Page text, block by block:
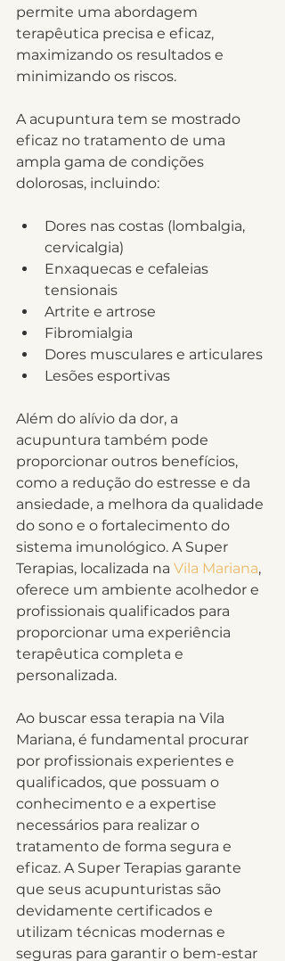
permite uma abordagem
terapêutica precisa e eficaz,
maximizando os resultados e
minimizando os riscos.
A acupuntura tem se mostrado
eficaz no tratamento de uma
ampla gama de condições
dolorosas, incluindo:
Dores nas costas (lombalgia,
cervicalgia)
Enxaquecas e cefaleias
tensionais
Artrite e artrose
Fibromialgia
Dores musculares e articulares
Lesões esportivas
Além do alívio da dor, a
acupuntura também pode
proporcionar outros benefícios,
como a redução do estresse e da
ansiedade, a melhora da qualidade
do sono e o fortalecimento do
sistema imunológico. A Super
Terapias, localizada na Vila Mariana,
oferece um ambiente acolhedor e
profissionais qualificados para
proporcionar uma experiência
terapêutica completa e
personalizada.
Ao buscar essa terapia na Vila
Mariana, é fundamental procurar
por profissionais experientes e
qualificados, que possuam o
conhecimento e a expertise
necessários para realizar o
tratamento de forma segura e
eficaz. A Super Terapias garante
que seus acupunturistas são
devidamente certificados e
utilizam técnicas modernas e
seguras para garantir o bem-estar